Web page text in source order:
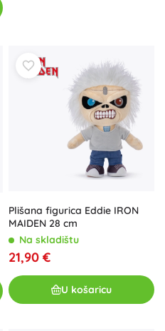
Plišana figurica Eddie IRON
MAIDEN 28 cm
Na skladištu
21,90 €
U košaricu